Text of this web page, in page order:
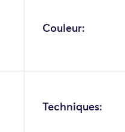
Couleur:
Techniques: